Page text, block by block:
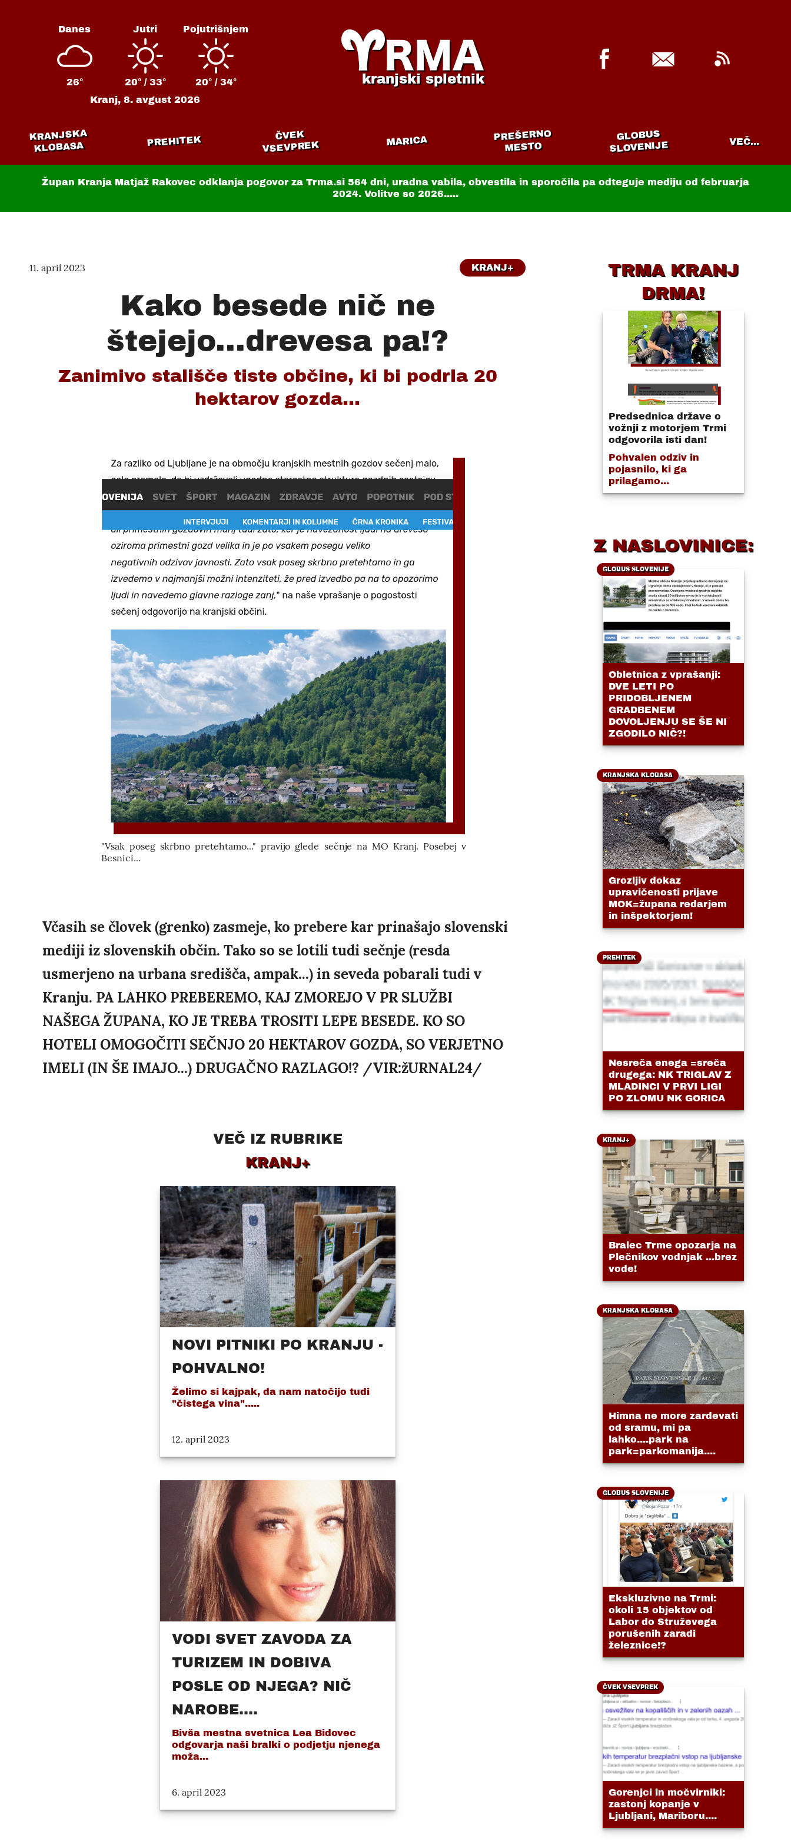
Danes
26°
Jutri
20° / 33°
Pojutrišnjem
20° / 34°
Kranj,8. avgust 2026
kranjski spletnik
KRANJSKA
KLOBASA PREHITEK ČVEK
VSEVPREK MARICA PREŠERNO
MESTO
GLOBUS
SLOVENIJE VEČ...
Župan Kranja Matjaž Rakovec odklanja pogovor za Trma.si 564 dni, uradna vabila, obvestila in sporočila pa odteguje mediju od februarja
2024. Volitve so 2026.....
11. april 2023 KRANJ+
Kako besede nič ne
štejejo...drevesa pa!?
Zanimivo stališče tiste občine, ki bi podrla 20
hektarov gozda...
"Vsak poseg skrbno pretehtamo..." pravijo glede sečnje na MO Kranj. Posebej v
Besnici...
Včasih se človek (grenko) zasmeje, ko prebere kar prinašajo slovenski
mediji iz slovenskih občin. Tako so se lotili tudi sečnje (resda
usmerjeno na urbana središča, ampak...) in seveda pobarali tudi v
Kranju. PA LAHKO PREBEREMO, KAJ ZMOREJO V PR SLUŽBI
NAŠEGA ŽUPANA, KO JE TREBA TROSITI LEPE BESEDE. KO SO
HOTELI OMOGOČITI SEČNJO 20 HEKTAROV GOZDA, SO VERJETNO
IMELI (IN ŠE IMAJO...) DRUGAČNO RAZLAGO!? /VIR:žURNAL24/
VEČ IZ RUBRIKE
KRANJ+
NOVI PITNIKI PO KRANJU -
POHVALNO!
Želimo si kajpak, da nam natočijo tudi
"čistega vina".....
12. april 2023
VODI SVET ZAVODA ZA
TURIZEM IN DOBIVA
POSLE OD NJEGA? NIČ
NAROBE....
Bivša mestna svetnica Lea Bidovec
odgovarja naši bralki o podjetju njenega
moža...
6. april 2023
TRMA KRANJ
DRMA!
Predsednica države o
vožnji z motorjem Trmi
odgovorila isti dan!
Pohvalen odziv in
pojasnilo, ki ga
prilagamo...
Z NASLOVINICE:
GLOBUS SLOVENIJE
Obletnica z vprašanji:
DVE LETI PO
PRIDOBLJENEM
GRADBENEM
DOVOLJENJU SE ŠE NI
ZGODILO NIČ?!
KRANJSKA KLOBASA
Grozljiv dokaz
upravičenosti prijave
MOK=župana redarjem
in inšpektorjem!
PREHITEK
Nesreča enega =sreča
drugega: NK TRIGLAV Z
MLADINCI V PRVI LIGI
PO ZLOMU NK GORICA
KRANJ+
Bralec Trme opozarja na
Plečnikov vodnjak ...brez
vode!
KRANJSKA KLOBASA
Himna ne more zardevati
od sramu, mi pa
lahko....park na
park=parkomanija....
GLOBUS SLOVENIJE
Ekskluzivno na Trmi:
okoli 15 objektov od
Labor do Struževega
porušenih zaradi
železnice!?
ČVEK VSEVPREK
Gorenjci in močvirniki:
zastonj kopanje v
Ljubljani, Mariboru....